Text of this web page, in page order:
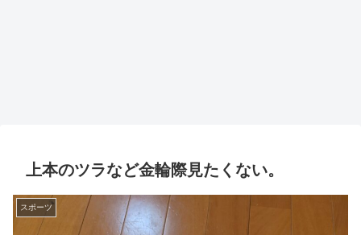
上本のツラなど金輪際見たくない。
スポーツ